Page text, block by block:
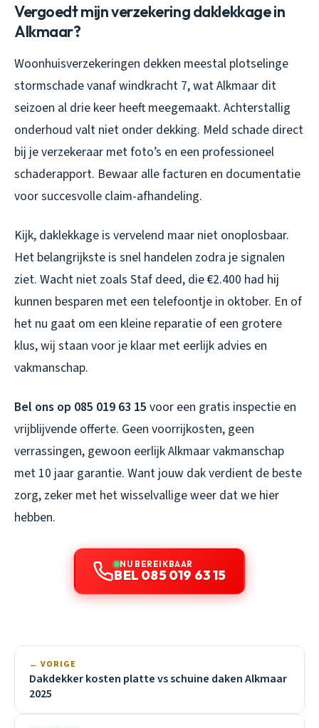
Vergoedt mijn verzekering daklekkage in
Alkmaar?
Woonhuisverzekeringen dekken meestal plotselinge
stormschade vanaf windkracht 7, wat Alkmaar dit
seizoen al drie keer heeft meegemaakt. Achterstallig
onderhoud valt niet onder dekking. Meld schade direct
bij je verzekeraar met foto’s en een professioneel
schaderapport. Bewaar alle facturen en documentatie
voor succesvolle claim-afhandeling.
Kijk, daklekkage is vervelend maar niet onoplosbaar.
Het belangrijkste is snel handelen zodra je signalen
ziet. Wacht niet zoals Staf deed, die €2.400 had hij
kunnen besparen met een telefoontje in oktober. En of
het nu gaat om een kleine reparatie of een grotere
klus, wij staan voor je klaar met eerlijk advies en
vakmanschap.
Bel ons op 085 019 63 15 voor een gratis inspectie en
vrijblijvende offerte. Geen voorrijkosten, geen
verrassingen, gewoon eerlijk Alkmaar vakmanschap
met 10 jaar garantie. Want jouw dak verdient de beste
zorg, zeker met het wisselvallige weer dat we hier
hebben.
NU BEREIKBAAR
BEL 085 019 63 15
← VORIGE
Dakdekker kosten platte vs schuine daken Alkmaar
2025